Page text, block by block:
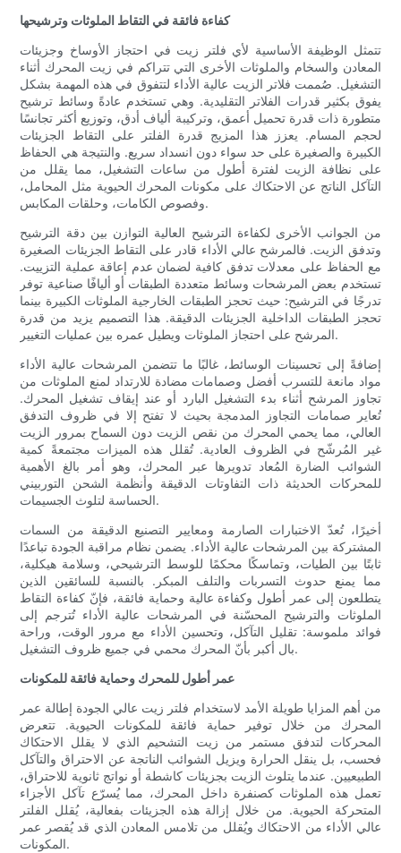
كفاءة فائقة في التقاط الملوثات وترشيحها
تتمثل الوظيفة الأساسية لأي فلتر زيت في احتجاز الأوساخ وجزيئات
المعادن والسخام والملوثات الأخرى التي تتراكم في زيت المحرك أثناء
التشغيل. صُممت فلاتر الزيت عالية الأداء لتتفوق في هذه المهمة بشكل
يفوق بكثير قدرات الفلاتر التقليدية. وهي تستخدم عادةً وسائط ترشيح
متطورة ذات قدرة تحميل أعمق، وتركيبة ألياف أدق، وتوزيع أكثر تجانسًا
لحجم المسام. يعزز هذا المزيج قدرة الفلتر على التقاط الجزيئات
الكبيرة والصغيرة على حد سواء دون انسداد سريع. والنتيجة هي الحفاظ
على نظافة الزيت لفترة أطول من ساعات التشغيل، مما يقلل من
التآكل الناتج عن الاحتكاك على مكونات المحرك الحيوية مثل المحامل،
وفصوص الكامات، وحلقات المكابس.
من الجوانب الأخرى لكفاءة الترشيح العالية التوازن بين دقة الترشيح
وتدفق الزيت. فالمرشح عالي الأداء قادر على التقاط الجزيئات الصغيرة
مع الحفاظ على معدلات تدفق كافية لضمان عدم إعاقة عملية التزييت.
تستخدم بعض المرشحات وسائط متعددة الطبقات أو أليافًا صناعية توفر
تدرجًا في الترشيح: حيث تحجز الطبقات الخارجية الملوثات الكبيرة بينما
تحجز الطبقات الداخلية الجزيئات الدقيقة. هذا التصميم يزيد من قدرة
المرشح على احتجاز الملوثات ويطيل عمره بين عمليات التغيير.
إضافةً إلى تحسينات الوسائط، غالبًا ما تتضمن المرشحات عالية الأداء
مواد مانعة للتسرب أفضل وصمامات مضادة للارتداد لمنع الملوثات من
تجاوز المرشح أثناء بدء التشغيل البارد أو عند إيقاف تشغيل المحرك.
تُعاير صمامات التجاوز المدمجة بحيث لا تفتح إلا في ظروف التدفق
العالي، مما يحمي المحرك من نقص الزيت دون السماح بمرور الزيت
غير المُرشّح في الظروف العادية. تُقلل هذه الميزات مجتمعةً كمية
الشوائب الضارة المُعاد تدويرها عبر المحرك، وهو أمر بالغ الأهمية
للمحركات الحديثة ذات التفاوتات الدقيقة وأنظمة الشحن التوربيني
الحساسة لتلوث الجسيمات.
أخيرًا، تُعدّ الاختبارات الصارمة ومعايير التصنيع الدقيقة من السمات
المشتركة بين المرشحات عالية الأداء. يضمن نظام مراقبة الجودة تباعدًا
ثابتًا بين الطيات، وتماسكًا محكمًا للوسط الترشيحي، وسلامة هيكلية،
مما يمنع حدوث التسربات والتلف المبكر. بالنسبة للسائقين الذين
يتطلعون إلى عمر أطول وكفاءة عالية وحماية فائقة، فإنّ كفاءة التقاط
الملوثات والترشيح المحسّنة في المرشحات عالية الأداء تُترجم إلى
فوائد ملموسة: تقليل التآكل، وتحسين الأداء مع مرور الوقت، وراحة
بال أكبر بأنّ المحرك محمي في جميع ظروف التشغيل.
عمر أطول للمحرك وحماية فائقة للمكونات
من أهم المزايا طويلة الأمد لاستخدام فلتر زيت عالي الجودة إطالة عمر
المحرك من خلال توفير حماية فائقة للمكونات الحيوية. تتعرض
المحركات لتدفق مستمر من زيت التشحيم الذي لا يقلل الاحتكاك
فحسب، بل ينقل الحرارة ويزيل الشوائب الناتجة عن الاحتراق والتآكل
الطبيعيين. عندما يتلوث الزيت بجزيئات كاشطة أو نواتج ثانوية للاحتراق،
تعمل هذه الملوثات كصنفرة داخل المحرك، مما يُسرّع تآكل الأجزاء
المتحركة الحيوية. من خلال إزالة هذه الجزيئات بفعالية، يُقلل الفلتر
عالي الأداء من الاحتكاك ويُقلل من تلامس المعادن الذي قد يُقصر عمر
المكونات.